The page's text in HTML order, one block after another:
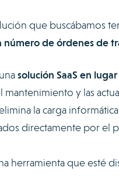
que buscábamos
de órdenes de
solución SaaS en
y las
la carga
directamente por el
herramienta que esté